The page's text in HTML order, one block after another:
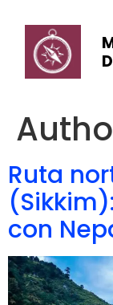
Ruta
con